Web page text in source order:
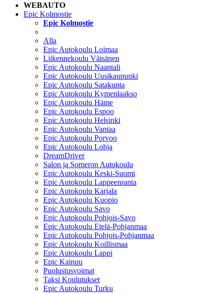
WEBAUTO
Epic Kolmostie
Epic Kolmostie
Alla
Epic Autokoulu Loimaa
Liikennekoulu Väisänen
Epic Autokoulu Naantali
Epic Autokoulu Uusikaupunki
Epic Autokoulu Satakunta
Epic Autokoulu Kymenlaakso
Epic Autokoulu Häme
Epic Autokoulu Espoo
Epic Autokoulu Helsinki
Epic Autokoulu Vantaa
Epic Autokoulu Porvoo
Epic Autokoulu Lohja
DreamDriver
Salon ja Someron Autokoulu
Epic Autokoulu Keski-Suomi
Epic Autokoulu Lappeenranta
Epic Autokoulu Karjala
Epic Autokoulu Kuopio
Epic Autokoulu Savo
Epic Autokoulu Pohjois-Savo
Epic Autokoulu Etelä-Pohjanmaa
Epic Autokoulu Pohjois-Pohjanmaa
Epic Autokoulu Koillismaa
Epic Autokoulu Lappi
Epic Kainuu
Puolustusvoimat
Taksi Koulutukset
Epic Autokoulu Turku